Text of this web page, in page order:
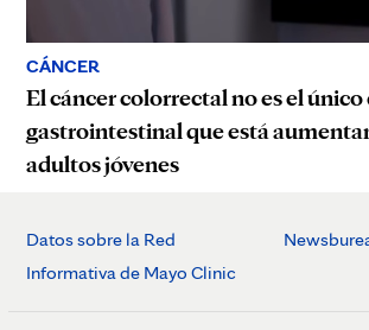
CÁNCER
El cáncer colorrectal no es el único
gastrointestinal que está
adultos jóvenes
Datos sobre la Red
Informativa de Mayo Clinic